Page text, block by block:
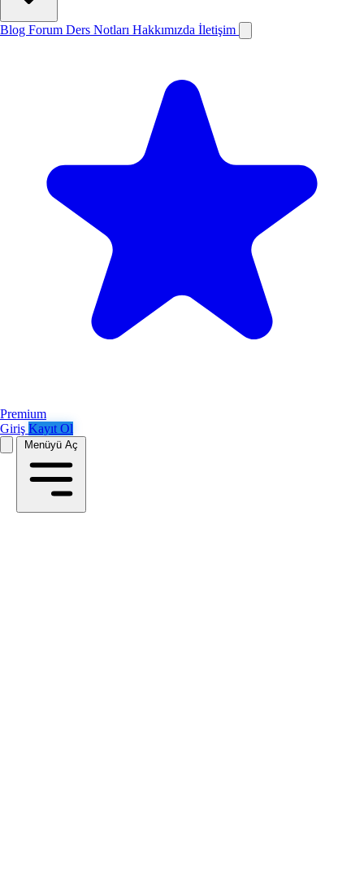
Blog Forum Ders Notları Hakkımızda İletişim
Premium
Giriş Kayıt Ol
Menüyü Aç